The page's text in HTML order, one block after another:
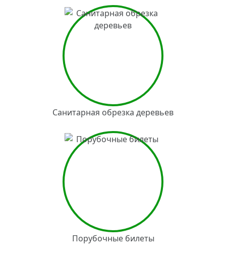
Санитарная обрезка деревьев
Порубочные билеты